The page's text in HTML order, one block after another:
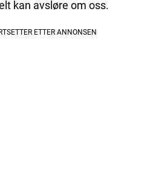
kan avsløre om oss.